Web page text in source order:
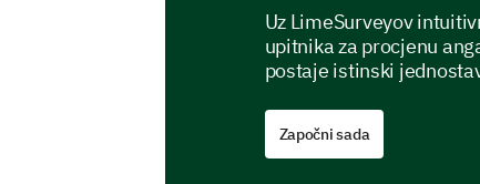
Uz LimeSurveyov
upitnika za procjenu
postaje istinski
Započni sada